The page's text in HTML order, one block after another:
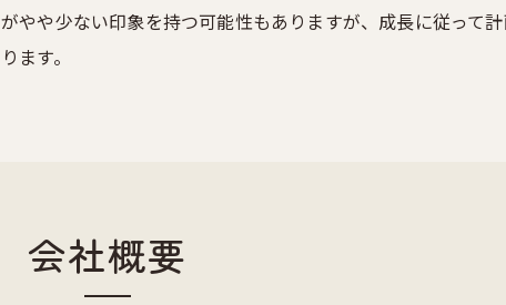
がやや少ない印象を持つ可能性もありますが、成長に従って
ります。
会社概要